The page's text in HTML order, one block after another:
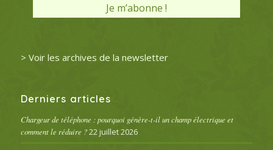
> Voir les archives de la newsletter
Derniers articles
Chargeur de téléphone : pourquoi génère-t-il un champ électrique et
comment le réduire ? 22 juillet 2026